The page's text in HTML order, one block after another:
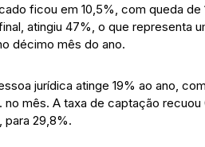
ficou em 10,5%, com queda de
atingiu 47%, o que representa
décimo mês do ano.
jurídica atinge 19% ao ano,
mês. A taxa de captação recuou
para 29,8%.